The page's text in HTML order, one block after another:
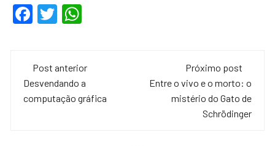
F
e
b
o
T
er s
A
Navegação
de
Post anterior
Desvendando a
computação gráfica
Próximo post
Entre o vivo e o morto: o
mistério do Gato de
Schrödinger